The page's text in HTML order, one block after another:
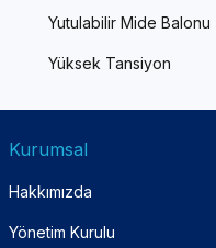
Yutulabilir Mide Balonu
Yüksek Tansiyon
Kurumsal
Hakkımızda
Yönetim Kurulu